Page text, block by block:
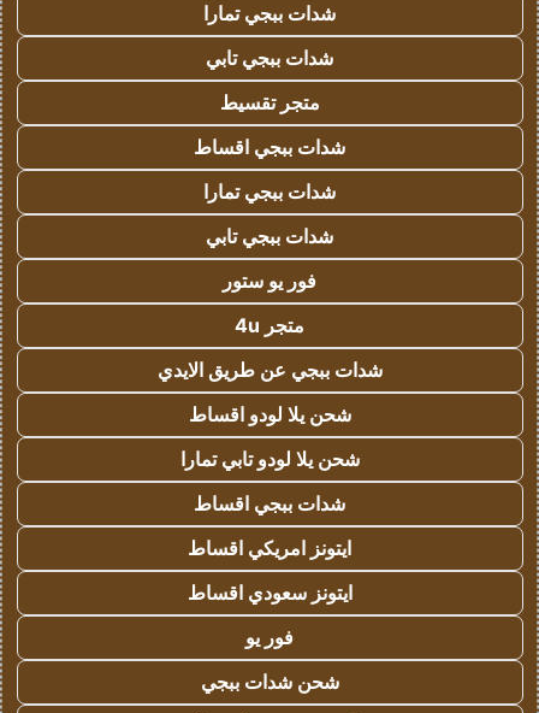
شدات ببجي تمارا
شدات ببجي تابي
متجر تقسيط
شدات ببجي اقساط
شدات ببجي تمارا
شدات ببجي تابي
فور يو ستور
متجر 4u
شدات ببجي عن طريق الايدي
شحن يلا لودو اقساط
شحن يلا لودو تابي تمارا
شدات ببجي اقساط
ايتونز امريكي اقساط
ايتونز سعودي اقساط
فور يو
شحن شدات ببجي